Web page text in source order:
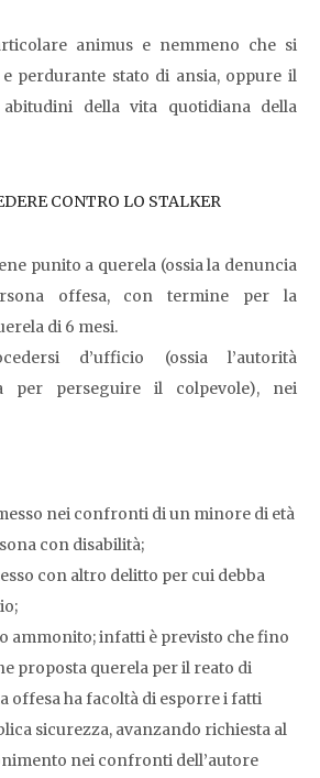
animus e nemmeno che si
perdurante stato di ansia, oppure il
della vita quotidiana della
CONTRO LO STALKER
punito a querela (ossia la denuncia
offesa, con termine per la
di 6 mesi.
d’ufficio (ossia l’autorità
per perseguire il colpevole), nei
nei confronti di un minore di età
con disabilità;
con altro delitto per cui debba
ammonito; infatti è previsto che fino
proposta querela per il reato di
offesa ha facoltà di esporre i fatti
sicurezza, avanzando richiesta al
nei confronti dell’autore